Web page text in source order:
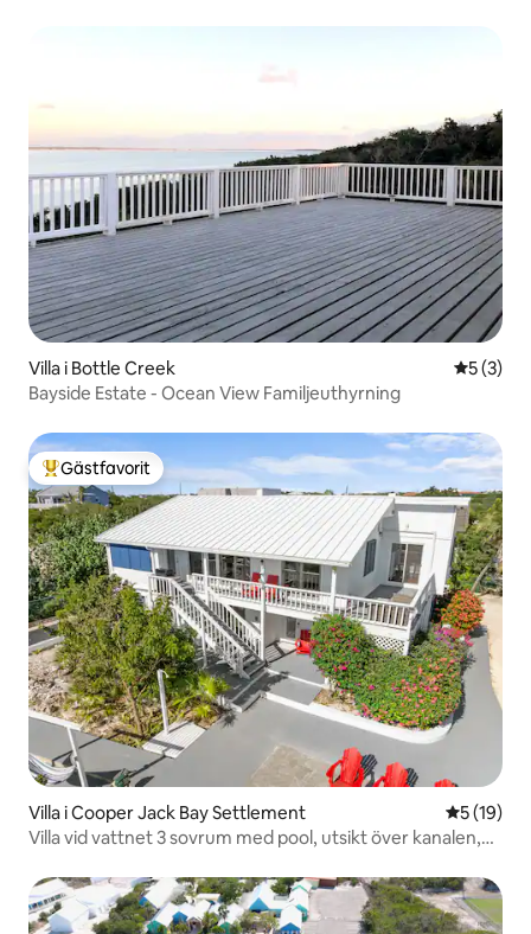
Villa i Bottle Creek 5 av 5 i
5 (3)
Bayside Estate - Ocean View Familjeuthyrning
Populär gästfavorit
Gästfavorit
Villa i Cooper Jack Bay Settlement 5 av 5 i
5 (19)
Villa vid vattnet 3 sovrum med pool, utsikt över kanalen,